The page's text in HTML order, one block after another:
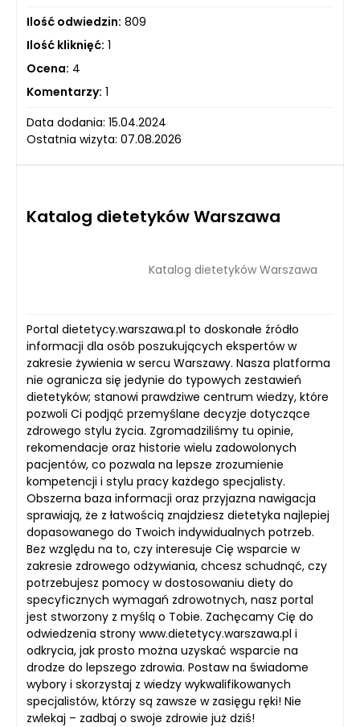
Ilość odwiedzin: 809
Ilość kliknięć: 1
Ocena: 4
Komentarzy: 1
Data dodania: 15.04.2024
Ostatnia wizyta: 07.08.2026
Katalog dietetyków Warszawa
Katalog dietetyków Warszawa
Portal dietetycy.warszawa.pl to doskonałe źródło
informacji dla osób poszukujących ekspertów w
zakresie żywienia w sercu Warszawy. Nasza platforma
nie ogranicza się jedynie do typowych zestawień
dietetyków; stanowi prawdziwe centrum wiedzy, które
pozwoli Ci podjąć przemyślane decyzje dotyczące
zdrowego stylu życia. Zgromadziliśmy tu opinie,
rekomendacje oraz historie wielu zadowolonych
pacjentów, co pozwala na lepsze zrozumienie
kompetencji i stylu pracy każdego specjalisty.
Obszerna baza informacji oraz przyjazna nawigacja
sprawiają, że z łatwością znajdziesz dietetyka najlepiej
dopasowanego do Twoich indywidualnych potrzeb.
Bez względu na to, czy interesuje Cię wsparcie w
zakresie zdrowego odżywiania, chcesz schudnąć, czy
potrzebujesz pomocy w dostosowaniu diety do
specyficznych wymagań zdrowotnych, nasz portal
jest stworzony z myślą o Tobie. Zachęcamy Cię do
odwiedzenia strony www.dietetycy.warszawa.pl i
odkrycia, jak prosto można uzyskać wsparcie na
drodze do lepszego zdrowia. Postaw na świadome
wybory i skorzystaj z wiedzy wykwalifikowanych
specjalistów, którzy są zawsze w zasięgu ręki! Nie
zwlekaj – zadbaj o swoje zdrowie już dziś!